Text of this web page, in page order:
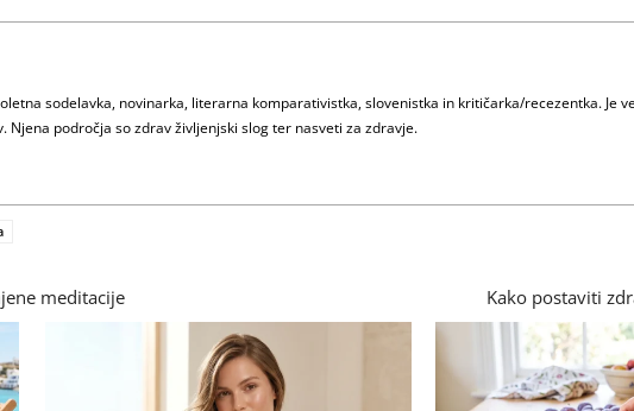
sodelavka, novinarka, literarna komparativistka, slovenistka in kritičarka/recezentka. Je
Njena področja so zdrav življenjski slog ter nasveti za zdravje.
meditacije Kako postaviti